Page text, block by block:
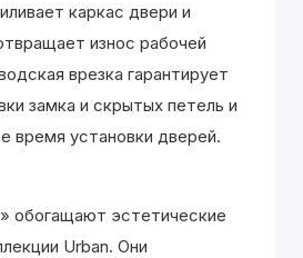
каркас двери и
износ рабочей
врезка гарантирует
замка и скрытых петель и
время установки дверей.
обогащают эстетические
Urban. Они